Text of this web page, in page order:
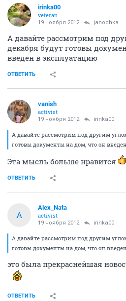
irinka00
veteran
19 ноября 2012 janochka
А давайте рассмотрим под
декабря будут готовы
введен в эксплуатацию
ОТВЕТИТЬ
vanish
activist
19 ноября 2012 irinka00
А давайте рассмотрим под другим
готовы документы на дом, что он
Эта мысль больше нравится
ОТВЕТИТЬ
A
Alex_Nata
activist
19 ноября 2012 irinka00
А давайте рассмотрим под другим
готовы документы на дом, что он
это была прекраснейшая
ОТВЕТИТЬ